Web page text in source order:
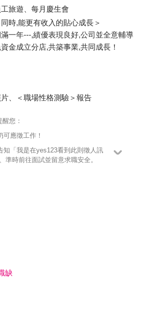
旅遊、每月慶生會
時,能更有收入的貼心成長＞
一年---,績優表現良好,公司並全意輔導
金成立分店,共築事業,共同成長！
片、＜職場性格測驗＞報告
您：
可應徵工作！
知「我是在yes123看到此則徵人訊
準時前往面試並留意求職安全。
缺